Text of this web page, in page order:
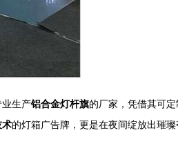
生产铝合金灯杆旗的厂家，凭借其可
术的灯箱广告牌，更是在夜间绽放出璀璨